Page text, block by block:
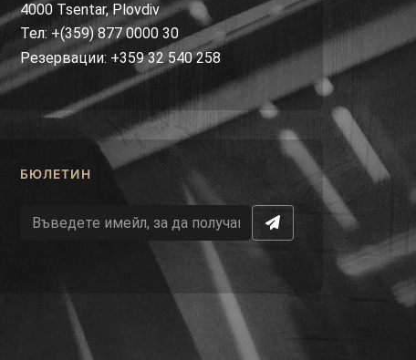
4000 Tsentar, Plovdiv
Тел: +(359) 877 0000 30
Резервации: +359 32 540 258
БЮЛЕТИН